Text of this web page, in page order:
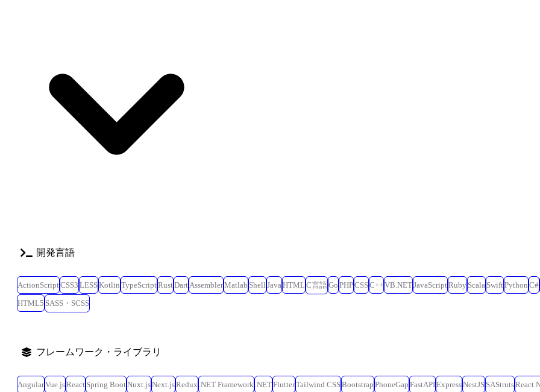
開発言語
ActionScriptCSS3 LESSKotlin TypeScriptRustDart AssemblerMatlab Shell Java HTML C言語Go PHPCSSC++VB.NETJavaScriptRuby Scala SwiftPython C#
HTML5 SASS・SCSS
フレームワーク・ライブラリ
AngularVue.jsReact Spring BootNuxt.jsNext.jsRedux .NET Framework .NETFlutterTailwind CSSBootstrap PhoneGap FastAPIExpressNestJS SAStrutsReact